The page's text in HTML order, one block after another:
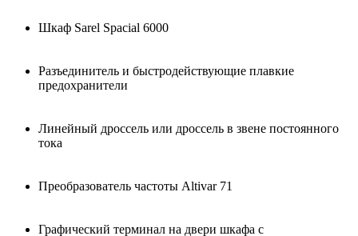
Шкаф Sarel Spacial 6000
Разъединитель и быстродействующие плавкие
предохранители
Линейный дроссель или дроссель в звене постоянного
тока
Преобразователь частоты Altivar 71
Графический терминал на двери шкафа с